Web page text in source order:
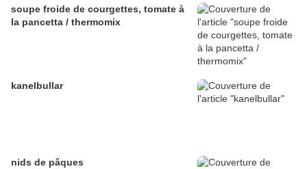
soupe froide de courgettes, tomate à
la pancetta / thermomix
kanelbullar
nids de pâques